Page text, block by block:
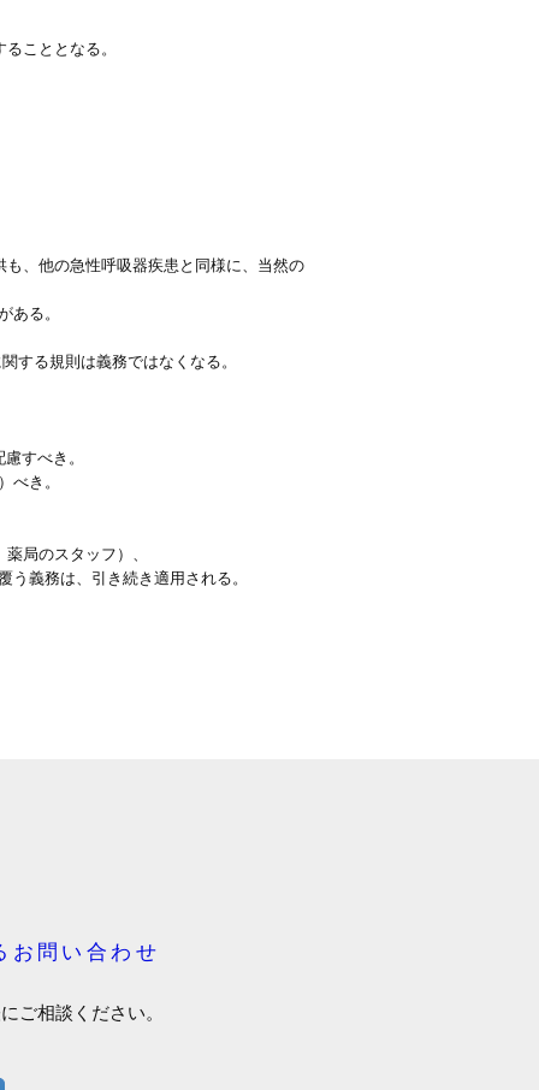
こととなる。
、他の急性呼吸器疾患と同様に、当然の
ある。
する規則は義務ではなくなる。
すべき。
べき。
局のスタッフ）、
義務は、引き続き適用される。
お問い合わせ
ご相談ください。